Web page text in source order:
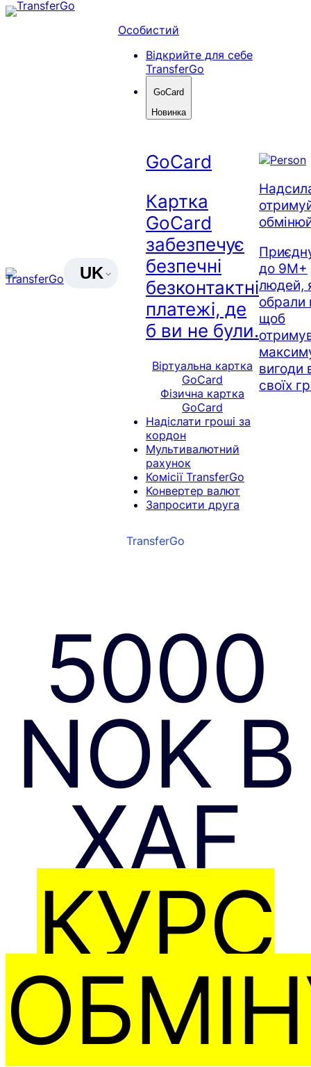
Перейти
UK
Особистий
Відкрийте для себе
TransferGo
GoCard
Новинка
GoCard
Картка
GoCard
забезпечує
безпечні
безконтактні
платежі, де
б ви не були.
Віртуальна картка
GoCard
Фізична картка
GoCard
Надіслати гроші за
кордон
Мультивалютний
рахунок
Комісії TransferGo
Конвертер валют
Запросити друга
до 9M+
людей,
обрали
щоб
вигоди
своїх
TransferGo
5000
NOK В
XAF
КУРС